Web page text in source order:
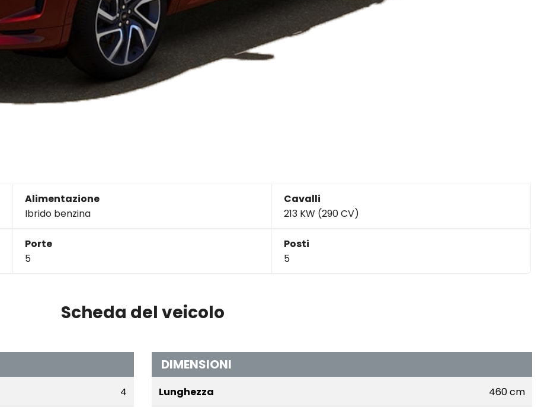
Alimentazione
Ibrido benzina
Cavalli
213 KW (290 CV)
Porte
5
Posti
5
Scheda del veicolo
4
DIMENSIONI
Lunghezza 460 cm